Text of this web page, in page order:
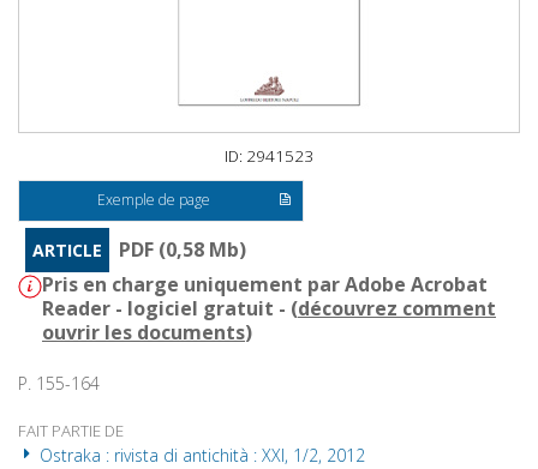
ID: 2941523
Exemple de page
ARTICLE
PDF (0,58 Mb)
Pris en charge uniquement par Adobe Acrobat
Reader - logiciel gratuit - (découvrez comment
ouvrir les documents)
P. 155-164
FAIT PARTIE DE
Ostraka : rivista di antichità : XXI, 1/2, 2012